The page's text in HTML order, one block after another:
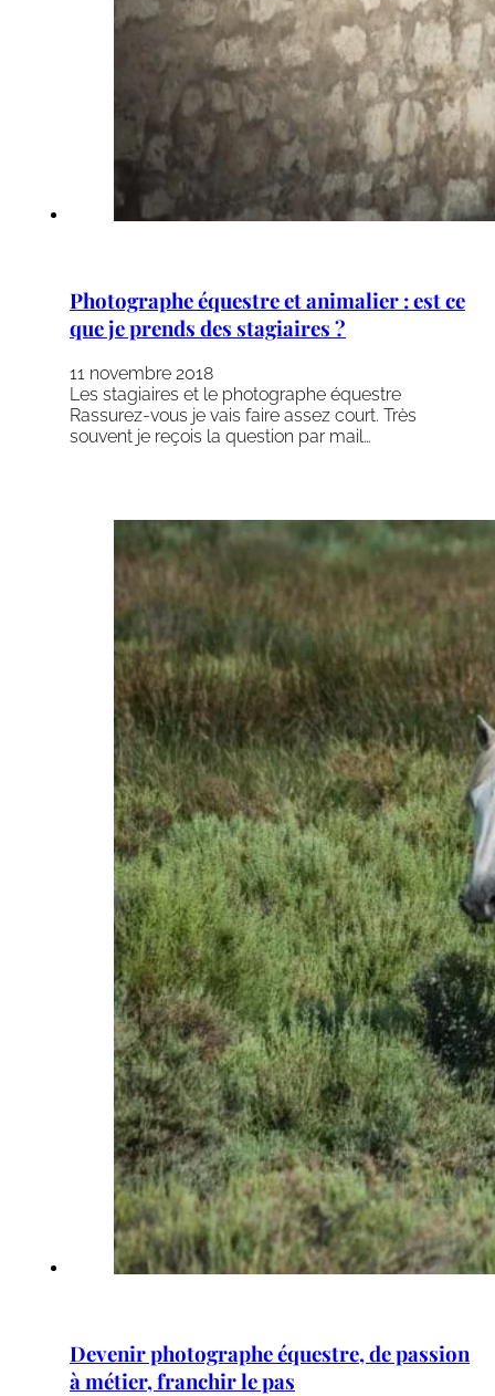
Photographe équestre et animalier : est ce
que je prends des stagiaires ?
11 novembre 2018
Les stagiaires et le photographe équestre
Rassurez-vous je vais faire assez court. Très
souvent je reçois la question par mail…
Devenir photographe équestre, de passion
à métier, franchir le pas